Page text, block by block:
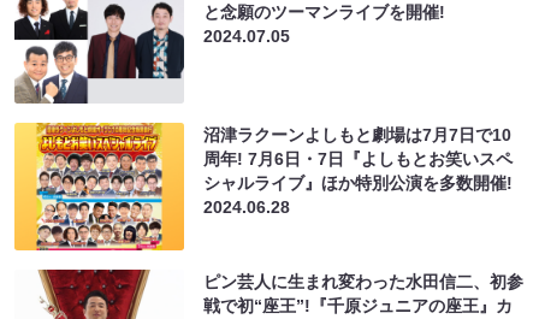
と念願のツーマンライブを開催!
2024.07.05
沼津ラクーンよしもと劇場は7月7日で10
周年! 7月6日・7日『よしもとお笑いスペ
シャルライブ』ほか特別公演を多数開催!
2024.06.28
ピン芸人に生まれ変わった水田信二、初参
戦で初“座王”!『千原ジュニアの座王』カ